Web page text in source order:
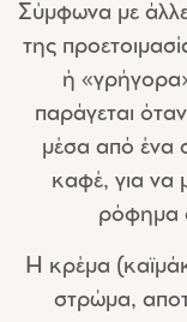
Σύμφωνα με
της
ή
παράγεται
μέσα από ένα
καφέ, για να
ρόφημα
Η κρέμα
στρώμα,